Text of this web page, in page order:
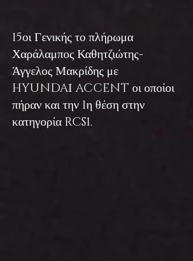
15οι Γενικής το πλήρωμα
Χαράλαμπος Καθητζιώτης-
Άγγελος Μακρίδης με
HYUNDAΙ ACCENT οι οποίοι
πήραν και την 1η θέση στην
κατηγορία RCS1.